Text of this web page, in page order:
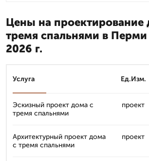
Цены на проектирование
тремя спальнями в Перми
2026 г.
Услуга Ед.Изм.
Эскизный проект дома с
тремя спальнями
проект
Архитектурный проект дома
с тремя спальнями
проект